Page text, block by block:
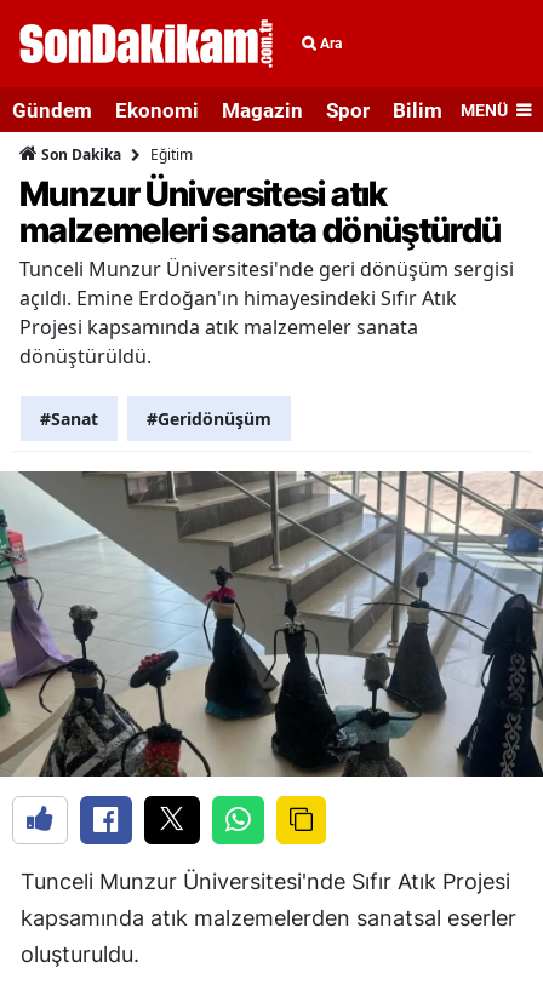
Ara
Gündem Ekonomi Magazin Spor Bilim veMENÜ
Son Dakika Eğitim
Munzur Üniversitesi atık
malzemeleri sanata dönüştürdü
Tunceli Munzur Üniversitesi'nde geri dönüşüm sergisi
açıldı. Emine Erdoğan'ın himayesindeki Sıfır Atık
Projesi kapsamında atık malzemeler sanata
dönüştürüldü.
#Sanat #Geridönüşüm
Tunceli Munzur Üniversitesi'nde Sıfır Atık Projesi
kapsamında atık malzemelerden sanatsal eserler
oluşturuldu.